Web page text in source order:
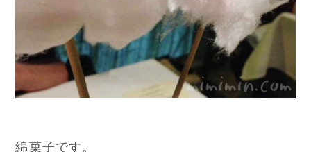
綿菓子です。